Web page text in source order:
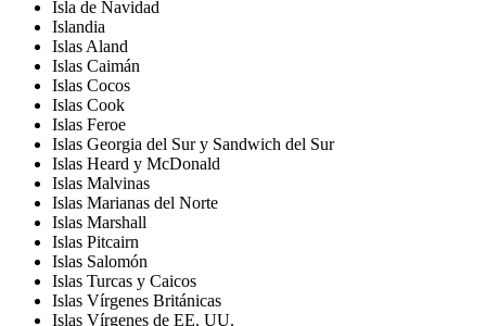
Isla de Navidad
Islandia
Islas Aland
Islas Caimán
Islas Cocos
Islas Cook
Islas Feroe
Islas Georgia del Sur y Sandwich del Sur
Islas Heard y McDonald
Islas Malvinas
Islas Marianas del Norte
Islas Marshall
Islas Pitcairn
Islas Salomón
Islas Turcas y Caicos
Islas Vírgenes Británicas
Islas Vírgenes de EE. UU.